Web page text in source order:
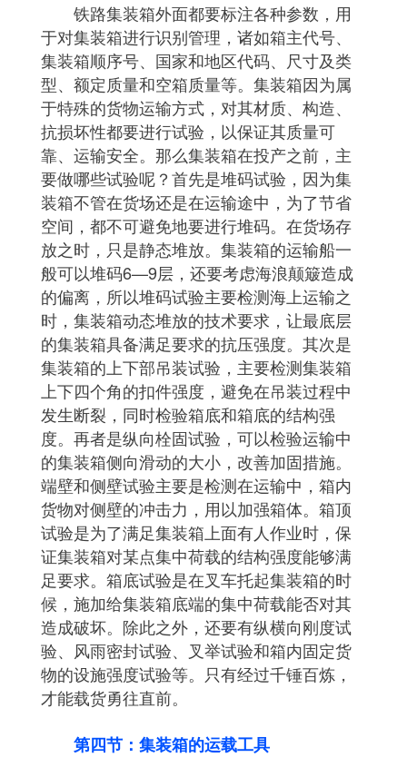
铁路集装箱外面都要标注各种参数，用
于对集装箱进行识别管理，诸如箱主代号、
集装箱顺序号、国家和地区代码、尺寸及类
型、额定质量和空箱质量等。集装箱因为属
于特殊的货物运输方式，对其材质、构造、
抗损坏性都要进行试验，以保证其质量可
靠、运输安全。那么集装箱在投产之前，主
要做哪些试验呢？首先是堆码试验，因为集
装箱不管在货场还是在运输途中，为了节省
空间，都不可避免地要进行堆码。在货场存
放之时，只是静态堆放。集装箱的运输船一
般可以堆码6—9层，还要考虑海浪颠簸造成
的偏离，所以堆码试验主要检测海上运输之
时，集装箱动态堆放的技术要求，让最底层
的集装箱具备满足要求的抗压强度。其次是
集装箱的上下部吊装试验，主要检测集装箱
上下四个角的扣件强度，避免在吊装过程中
发生断裂，同时检验箱底和箱底的结构强
度。再者是纵向栓固试验，可以检验运输中
的集装箱侧向滑动的大小，改善加固措施。
端壁和侧壁试验主要是检测在运输中，箱内
货物对侧壁的冲击力，用以加强箱体。箱顶
试验是为了满足集装箱上面有人作业时，保
证集装箱对某点集中荷载的结构强度能够满
足要求。箱底试验是在叉车托起集装箱的时
候，施加给集装箱底端的集中荷载能否对其
造成破坏。除此之外，还要有纵横向刚度试
验、风雨密封试验、叉举试验和箱内固定货
物的设施强度试验等。只有经过千锤百炼，
才能载货勇往直前。
第四节：集装箱的运载工具